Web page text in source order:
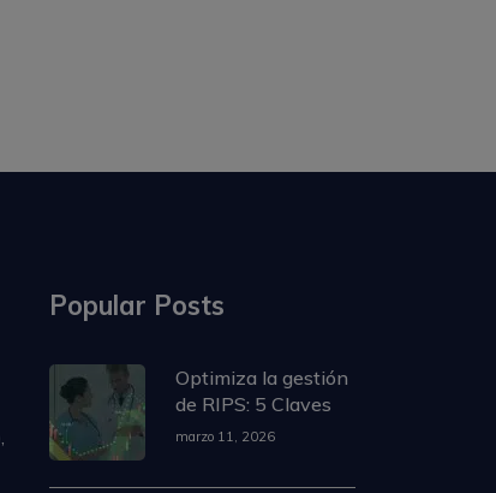
Popular Posts
Optimiza la gestión
de RIPS: 5 Claves
marzo 11, 2026